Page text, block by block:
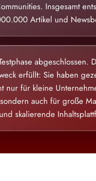
Insgesamt
Artikel und
abgeschlossen.
erfüllt: Sie haben
nur für kleine
auch für große
skalierende